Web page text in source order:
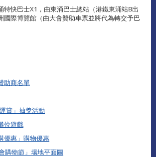
特快巴士X1，由東涌巴士總站（港鐵東涌站B出
國際博覽館（由大會贊助車票並將代為轉交予巴
助商名單
賞」抽獎活動
位遊戲
優惠」購物優惠
購物節」場地平面圖